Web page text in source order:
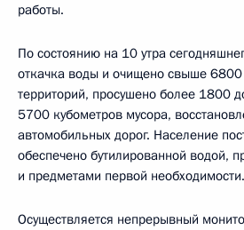
работы.
По состоянию на 10 утра
откачка воды и очищено свыше
территорий, просушено более 1800
5700 кубометров мусора,
автомобильных дорог. Население
обеспечено бутилированной водой,
и предметами первой необходимости.
Осуществляется непрерывный